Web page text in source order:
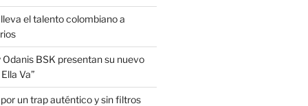
el talento colombiano a
BSK presentan su nuevo
Va”
un trap auténtico y sin filtros